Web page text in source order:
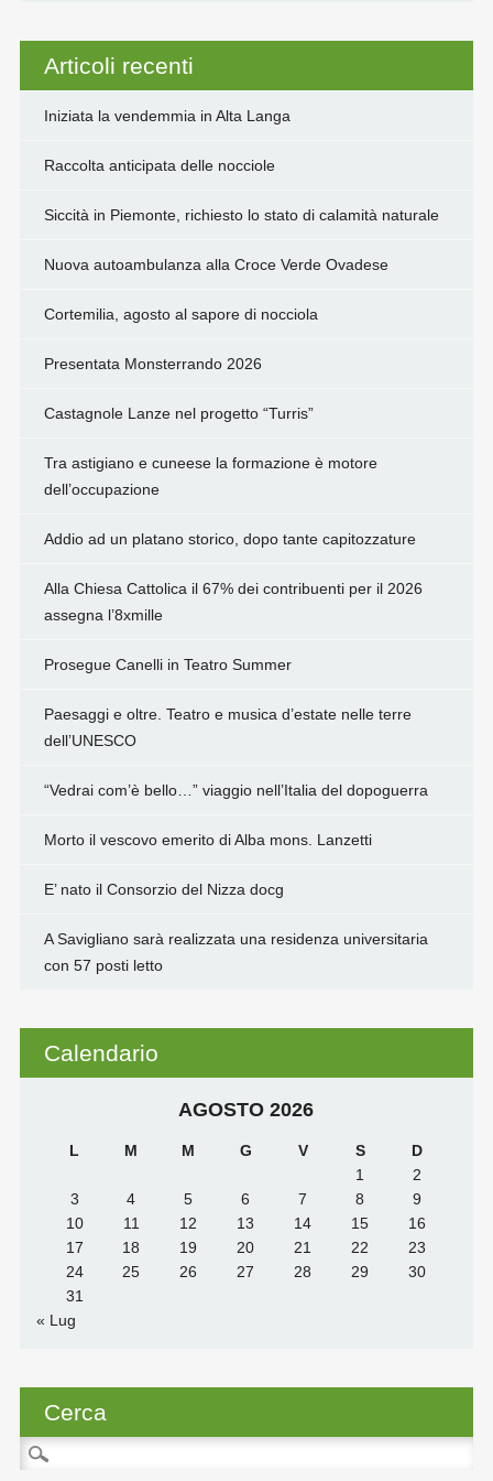
Articoli recenti
Iniziata la vendemmia in Alta Langa
Raccolta anticipata delle nocciole
Siccità in Piemonte, richiesto lo stato di calamità naturale
Nuova autoambulanza alla Croce Verde Ovadese
Cortemilia, agosto al sapore di nocciola
Presentata Monsterrando 2026
Castagnole Lanze nel progetto “Turris”
Tra astigiano e cuneese la formazione è motore
dell’occupazione
Addio ad un platano storico, dopo tante capitozzature
Alla Chiesa Cattolica il 67% dei contribuenti per il 2026
assegna l’8xmille
Prosegue Canelli in Teatro Summer
Paesaggi e oltre. Teatro e musica d’estate nelle terre
dell’UNESCO
“Vedrai com’è bello…” viaggio nell’Italia del dopoguerra
Morto il vescovo emerito di Alba mons. Lanzetti
E’ nato il Consorzio del Nizza docg
A Savigliano sarà realizzata una residenza universitaria
con 57 posti letto
Calendario
AGOSTO 2026
L M M G V S
D
1
2
3
4 5 6 7 8
9
10
11 12 13 14 15
16
17
18 19 20 21 22
23
24
25 26 27 28 29
30
31
« Lug
Cerca
Ricerca
per: